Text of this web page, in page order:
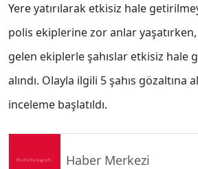
Yere yatırılarak etkisiz hale
polis ekiplerine zor anlar
gelen ekiplerle şahıslar etkisiz hale
alındı. Olayla ilgili 5 şahıs gözaltına
inceleme başlatıldı.
Haber Merkezi